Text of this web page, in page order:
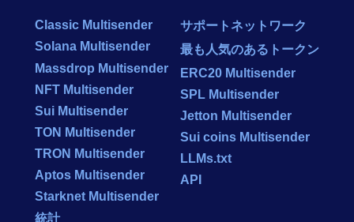
Classic Multisender
Solana Multisender
Massdrop Multisender
NFT Multisender
Sui Multisender
TON Multisender
TRON Multisender
Aptos Multisender
Starknet Multisender
統計
サポートネットワーク
最も人気のあるトークン
ERC20 Multisender
SPL Multisender
Jetton Multisender
Sui coins Multisender
LLMs.txt
API